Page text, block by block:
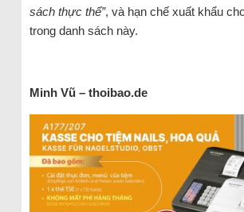
sách thực thể”, và hạn chế xuất khẩu
trong danh sách này.
Minh Vũ – thoibao.de